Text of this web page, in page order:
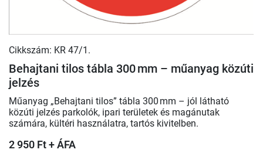
Cikkszám: KR 47/1.
Behajtani tilos tábla 300 mm – műanyag közúti
jelzés
Műanyag „Behajtani tilos” tábla 300 mm – jól látható
közúti jelzés parkolók, ipari területek és magánutak
számára, kültéri használatra, tartós kivitelben.
2 950 Ft + ÁFA